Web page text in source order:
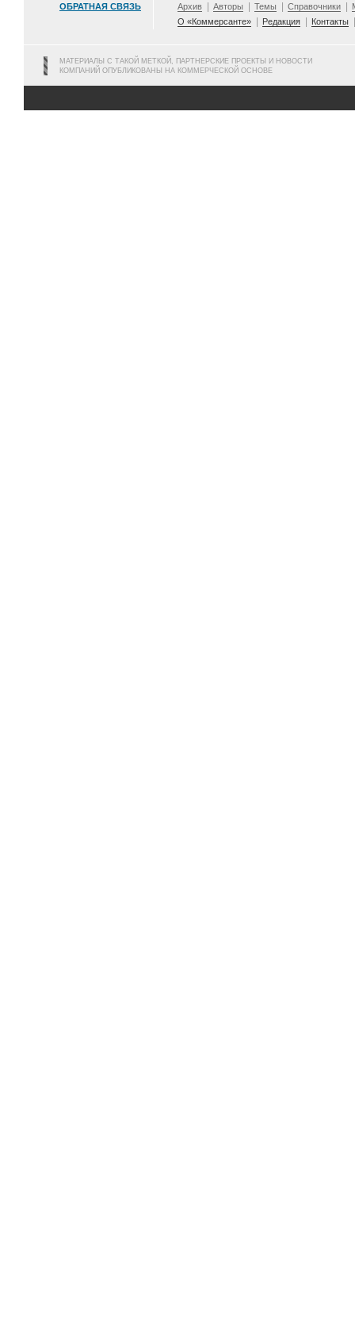
ОБРАТНАЯ СВЯЗЬ Архив Авторы Темы Справочники
О «Коммерсанте»
Редакция Контакты
МАТЕРИАЛЫ С ТАКОЙ МЕТКОЙ, ПАРТНЕРСКИЕ ПРОЕКТЫ И НОВОСТИ
КОМПАНИЙ ОПУБЛИКОВАНЫ НА КОММЕРЧЕСКОЙ ОСНОВЕ